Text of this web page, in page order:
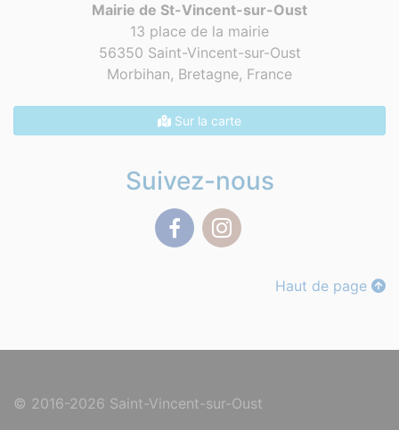
Mairie de St-Vincent-sur-Oust
13 place de la mairie
56350 Saint-Vincent-sur-Oust
Morbihan, Bretagne, France
Sur la carte
Suivez-nous
Haut de page
© 2016-2026 Saint-Vincent-sur-Oust